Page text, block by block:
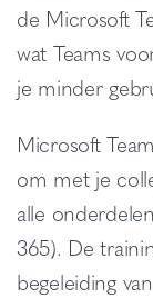
de Microsoft
wat Teams
je minder
Microsoft
om met je
alle
365). De
begeleiding